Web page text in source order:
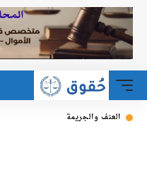
العنف والجريمة